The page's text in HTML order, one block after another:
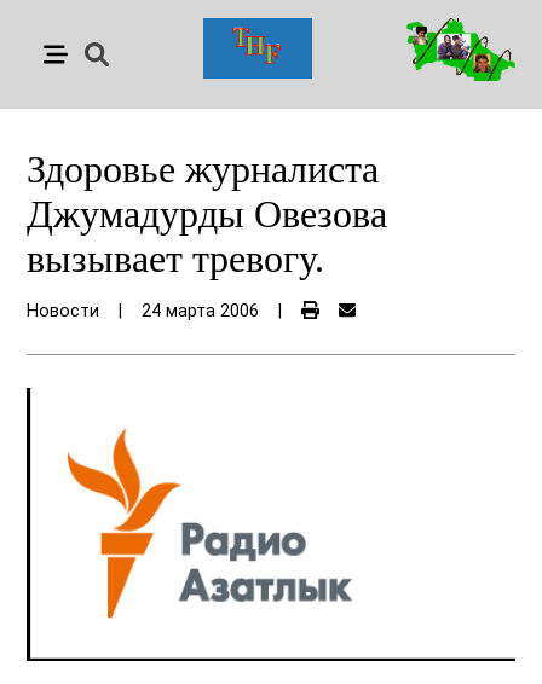
Здоровье журналиста
Джумадурды Овезова
вызывает тревогу.
Новости 24 марта 2006